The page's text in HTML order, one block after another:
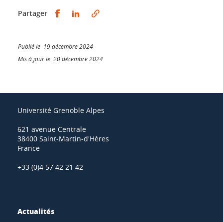
Partager Partager sur Facebook
Partager sur LinkedIn
Publié le 19 décembre 2024
Mis à jour le 20 décembre 2024
Université Grenoble Alpes
621 avenue Centrale
38400 Saint-Martin-d'Hères
France
+33 (0)4 57 42 21 42
Actualités